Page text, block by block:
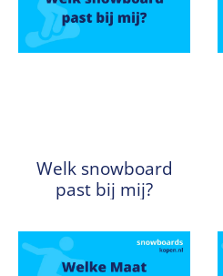
Welk snowboard
past bij mij?